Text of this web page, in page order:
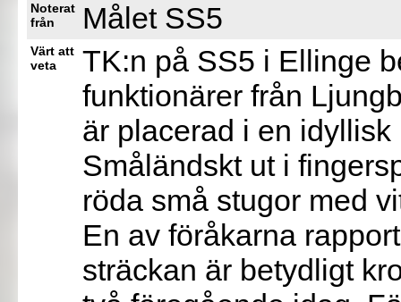
Noterat
från
Målet SS5
Värt att
veta
TK:n på SS5 i Ellinge
funktionärer från
är placerad i en idyllisk
Småländskt ut i
röda små stugor med
En av föråkarna
sträckan är betydligt